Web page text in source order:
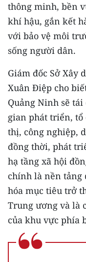
CÁC CHUYÊN TRANG
VỀ BÁO NHÂN DÂN
THỜI NAY
NHÂN DÂN CUỐI
NHÂN DÂN HẰNG
MUA BÁO
ĐỌC BÁO IN
ENGLISH
中文
FRANÇAIS
thông minh, bền
khí hậu, gắn kết
với bảo vệ môi
sống người dân.
Giám đốc Sở Xây
Xuân Điệp cho
Quảng Ninh sẽ
gian phát triển, tổ
thị, công nghiệp,
đồng thời, phát
hạ tầng xã hội
chính là nền tảng
hóa mục tiêu trở
Trung ương và là
của khu vực phía